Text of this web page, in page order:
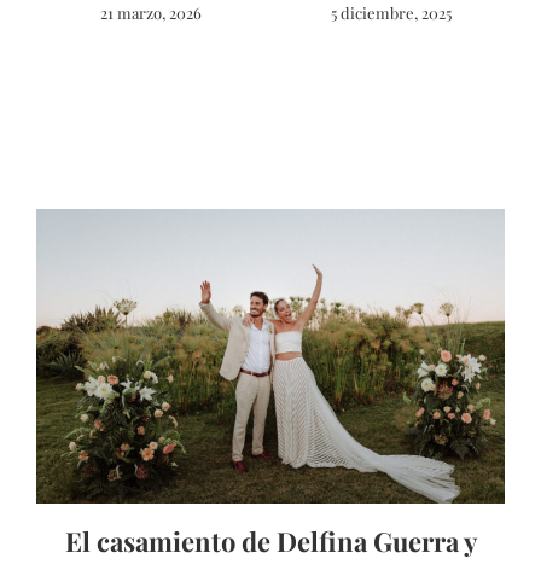
21 marzo, 2026 5 diciembre, 2025
El casamiento de Delfina Guerra y